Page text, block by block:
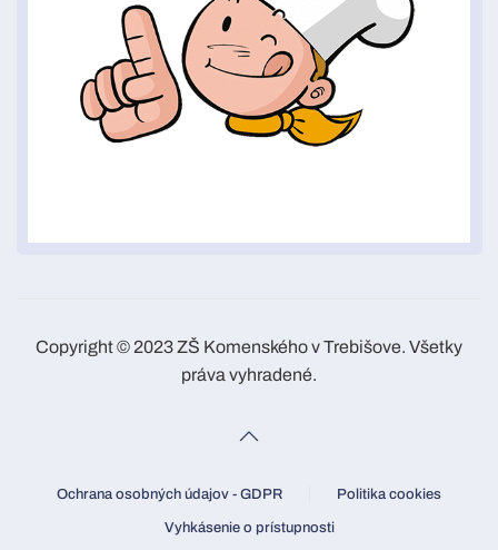
Copyright © 2023 ZŠ Komenského v Trebišove. Všetky
práva vyhradené.
Ochrana osobných údajov - GDPR Politika cookies
Vyhkásenie o prístupnosti